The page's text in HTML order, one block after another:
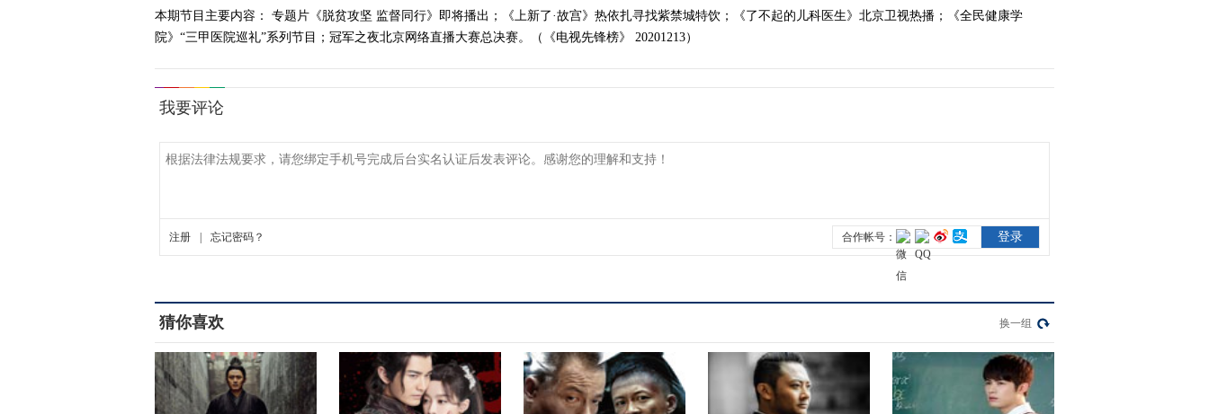
2020-11-01 09:26:39
本期节目主要内容： 专题片《脱贫攻坚 监督同行》即将播出；《上新了·故宫》热依扎寻找紫禁城特饮；《了不起的儿科医生》北京卫视热播；《全民健康学
院》“三甲医院巡礼”系列节目；冠军之夜北京网络直播大赛总决赛。（《电视先锋榜》 20201213）
猜你喜欢 换一组